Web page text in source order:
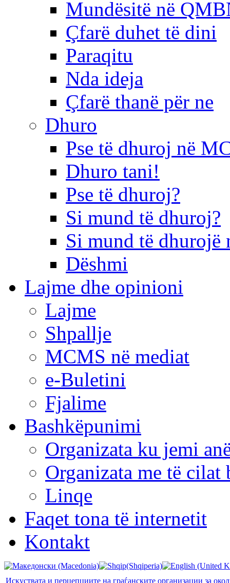
Mundësitë në
Çfarë duhet të dini
Paraqitu
Nda ideja
Çfarë thanë për ne
Dhuro
Pse të dhuroj në
Dhuro tani!
Pse të dhuroj?
Si mund të dhuroj?
Si mund të dhurojë
Dëshmi
Lajme dhe opinioni
Lajme
Shpallje
MCMS në mediat
e-Buletini
Fjalime
Bashkëpunimi
Organizata ku jemi
Organizata me të cilat
Linqe
Faqet tona të internetit
Kontakt
Искуствата и перцепциите на граѓанските организации за